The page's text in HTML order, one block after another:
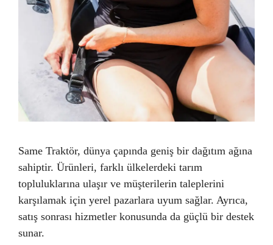
Same Traktör, dünya çapında geniş bir dağıtım ağına
sahiptir. Ürünleri, farklı ülkelerdeki tarım
topluluklarına ulaşır ve müşterilerin taleplerini
karşılamak için yerel pazarlara uyum sağlar. Ayrıca,
satış sonrası hizmetler konusunda da güçlü bir destek
sunar.